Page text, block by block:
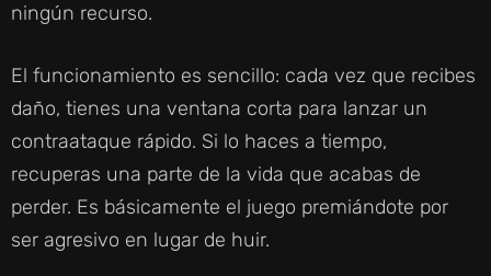
ningún recurso.
El funcionamiento es sencillo: cada vez que recibes
daño, tienes una ventana corta para lanzar un
contraataque rápido. Si lo haces a tiempo,
recuperas una parte de la vida que acabas de
perder. Es básicamente el juego premiándote por
ser agresivo en lugar de huir.